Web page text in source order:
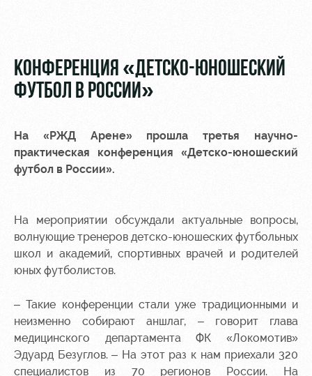
МГН
РЖД
Арена
мероприятий
Аренда
полей
площадей
Ледовый
дворец
Локо
Старт
Академия
Как
поступить
Руководство
Контакты
Академии
Информация
Банковская
карта
«Локомотив»
Парковка
Карта
КОНФЕРЕНЦИЯ «ДЕТСКО-ЮНОШЕСКИЙ
ФУТБОЛ В РОССИИ»
На «РЖД Арене» прошла третья научно-
практическая конференция «Детско-юношеский
футбол в России».
На мероприятии обсуждали актуальные вопросы,
волнующие тренеров детско-юношеских футбольных
школ и академий, спортивных врачей и родителей
юных футболистов.
– Такие конференции стали уже традиционными и
неизменно собирают аншлаг, – говорит глава
медицинского департамента ФК «Локомотив»
Эдуард Безуглов. – На этот раз к нам приехали 320
специалистов из 70 регионов России. На